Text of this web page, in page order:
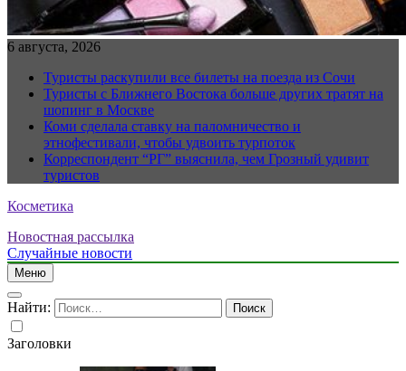
6 августа, 2026
Туристы раскупили все билеты на поезда из Сочи
Туристы с Ближнего Востока больше других тратят на
шопинг в Москве
Коми сделала ставку на паломничество и
этнофестивали, чтобы удвоить турпоток
Корреспондент “РГ” выяснила, чем Грозный удивит
туристов
Косметика
Новостная рассылка
Случайные новости
Меню
Найти:
Заголовки